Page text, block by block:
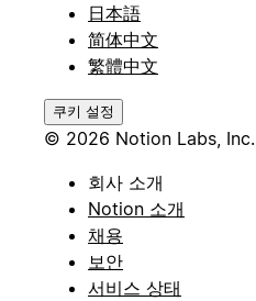
日本語
简体中文
繁體中文
쿠키 설정
© 2026 Notion Labs, Inc.
회사 소개
Notion 소개
채용
보안
서비스 상태